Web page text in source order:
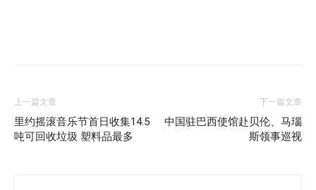
上一篇文章
里约摇滚音乐节首日收集14.5
吨可回收垃圾 塑料品最多
下一篇文章
中国驻巴西使馆赴贝伦、马瑙
斯领事巡视